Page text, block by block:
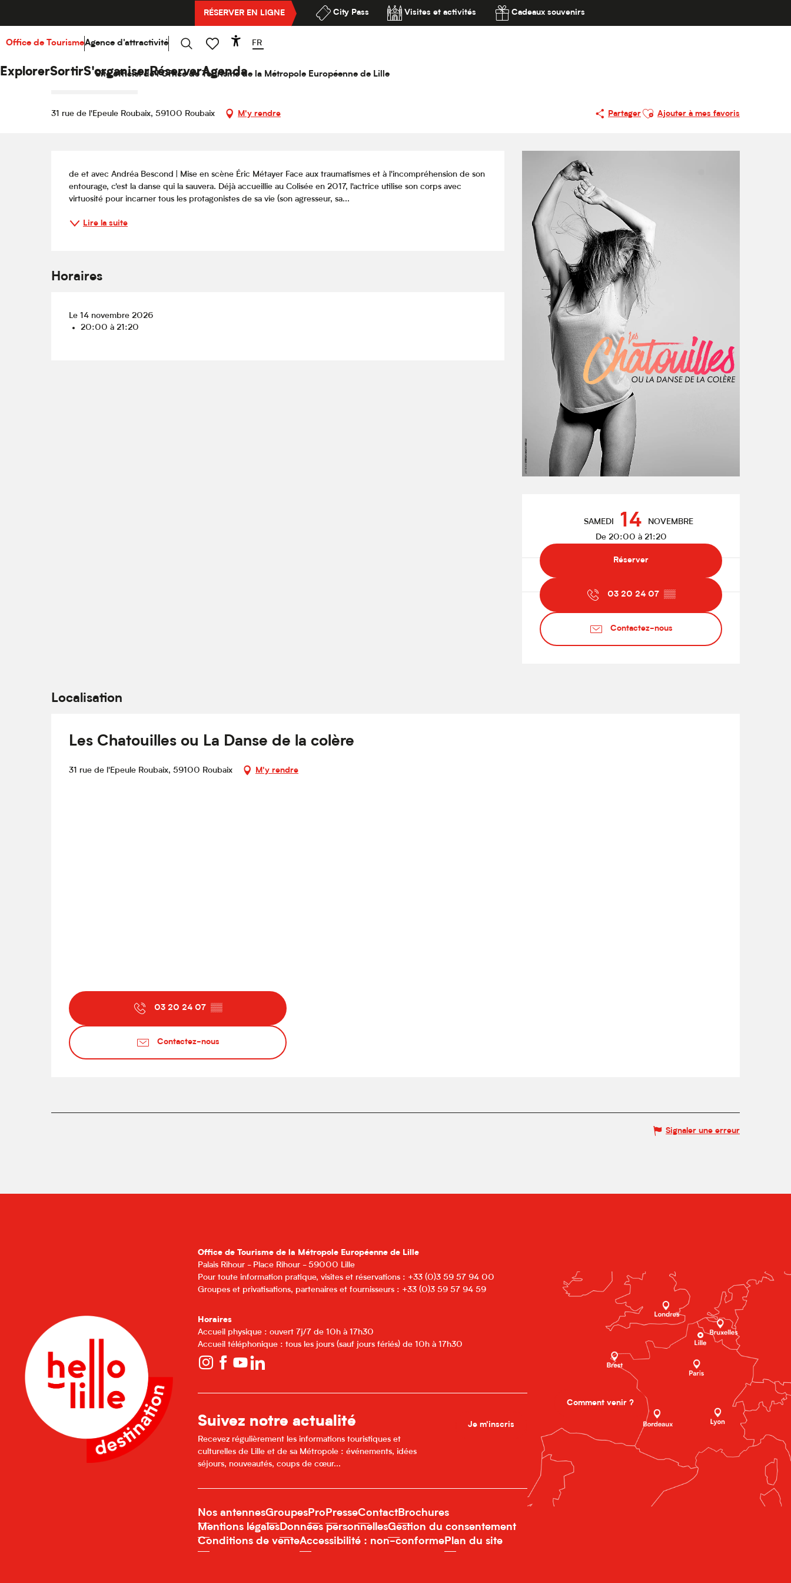
principal
RÉSERVER EN LIGNE City Pass Visites et activités Cadeaux souvenirs
ExplorerSortirS'organiserRéserverAgenda
Site officiel de l'Office de Tourisme de la Métropole Européenne de Lille
Office de TourismeAgence d'attractivité FR
Agenda Les Chatouilles ou La Danse de la colère
Samedi 14 novembre de 20:00 à 21:20
Les Chatouilles ou La Danse de la colère
31 rue de l'Epeule Roubaix, 59100 Roubaix M'y rendre Partager
Ajouter aux favoris
Ajouter à mes favoris
Ouverture et coordonnées
SAMEDI 14 NOVEMBRE
De 20:00 à 21:20
Réserver
03 20 24 07 ▒▒
Contactez-nous
Description
de et avec Andréa Bescond | Mise en scène Éric Métayer Face aux traumatismes et à l'incompréhension de son
entourage, c'est la danse qui la sauvera. Déjà accueillie au Colisée en 2017, l'actrice utilise son corps avec
virtuosité pour incarner tous les protagonistes de sa vie (son agresseur, sa...
Lire la suite
Horaires
Le 14 novembre 2026
20:00 à 21:20
Localisation
Les Chatouilles ou La Danse de la colère
31 rue de l'Epeule Roubaix, 59100 Roubaix M'y rendre
03 20 24 07 ▒▒
Contactez-nous
Signaler une erreur
Office de Tourisme de la Métropole Européenne de Lille
Palais Rihour - Place Rihour - 59000 Lille
Pour toute information pratique, visites et réservations : +33 (0)3 59 57 94 00
Groupes et privatisations, partenaires et fournisseurs : +33 (0)3 59 57 94 59
Horaires
Accueil physique : ouvert 7j/7 de 10h à 17h30
Accueil téléphonique : tous les jours (sauf jours fériés) de 10h à 17h30
Suivez notre actualité
Recevez régulièrement les informations touristiques et
culturelles de Lille et de sa Métropole : événements, idées
séjours, nouveautés, coups de cœur...
Je m'inscris
Nos antennesGroupes Pro PresseContactBrochures
Mentions légales Données personnellesGestion du consentement
Conditions de venteAccessibilité : non-conforme Plan du site
Comment venir ?